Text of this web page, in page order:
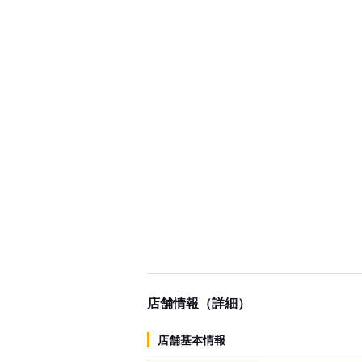
店舗情報（詳細）
店舗基本情報